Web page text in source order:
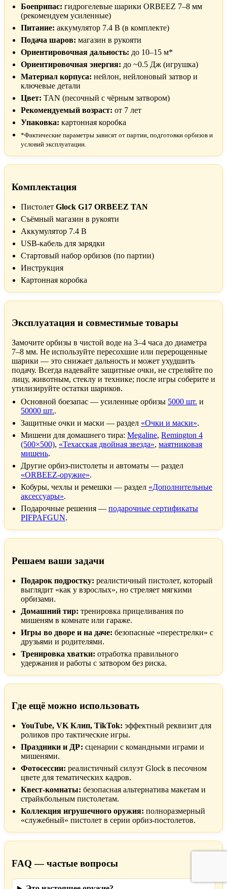
Боеприпас: гидрогелевые шарики ORBEEZ 7–8 мм
(рекомендуем усиленные)
Питание: аккумулятор 7.4 В (в комплекте)
Подача шаров: магазин в рукояти
Ориентировочная дальность: до 10–15 м*
Ориентировочная энергия: до ~0.5 Дж (игрушка)
Материал корпуса: нейлон, нейлоновый затвор и
ключевые детали
Цвет: TAN (песочный с чёрным затвором)
Рекомендуемый возраст: от 7 лет
Упаковка: картонная коробка
*Фактические параметры зависят от партии, подготовки орбизов и
условий эксплуатации.
Комплектация
Пистолет Glock G17 ORBEEZ TAN
Съёмный магазин в рукояти
Аккумулятор 7.4 В
USB-кабель для зарядки
Стартовый набор орбизов (по партии)
Инструкция
Картонная коробка
Эксплуатация и совместимые товары
Замочите орбизы в чистой воде на 3–4 часа до диаметра
7–8 мм. Не используйте пересохшие или перерощенные
шарики — это снижает дальность и может ухудшить
подачу. Всегда надевайте защитные очки, не стреляйте по
лицу, животным, стеклу и технике; после игры соберите и
утилизируйте остатки шариков.
Основной боезапас — усиленные орбизы 5000 шт. и
50000 шт..
Защитные очки и маски — раздел «Очки и маски».
Мишени для домашнего тира: Megaline, Remington 4
(500×500), «Техасская двойная звезда», маятниковая
мишень.
Другие орбиз-пистолеты и автоматы — раздел
«ORBEEZ-оружие».
Кобуры, чехлы и ремешки — раздел «Дополнительные
аксессуары».
Подарочные решения — подарочные сертификаты
PIFPAFGUN.
Решаем ваши задачи
Подарок подростку: реалистичный пистолет, который
выглядит «как у взрослых», но стреляет мягкими
орбизами.
Домашний тир: тренировка прицеливания по
мишеням в комнате или гараже.
Игры во дворе и на даче: безопасные «перестрелки» с
друзьями и родителями.
Тренировка хватки: отработка правильного
удержания и работы с затвором без риска.
Где ещё можно использовать
YouTube, VK Клип, TikTok: эффектный реквизит для
роликов про тактические игры.
Праздники и ДР: сценарии с командными играми и
мишенями.
Фотосессии: реалистичный силуэт Glock в песочном
цвете для тематических кадров.
Квест-комнаты: безопасная альтернатива макетам и
страйкбольным пистолетам.
Коллекция игрушечного оружия: полноразмерный
«служебный» пистолет в серии орбиз-постолетов.
FAQ — частые вопросы